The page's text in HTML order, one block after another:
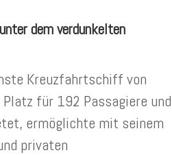
dem verdunkelten
Kreuzfahrtschiff von
für 192 Passagiere und
ermöglichte mit seinem
privaten